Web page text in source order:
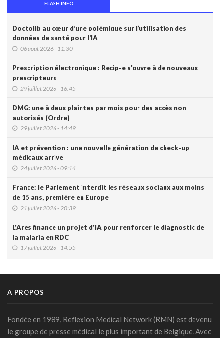
FLASH INFO
Doctolib au cœur d’une polémique sur l’utilisation des
données de santé pour l’IA
06 aout 2026 - 11:30
Prescription électronique : Recip-e s'ouvre à de nouveaux
prescripteurs
29 juillet 2026 - 16:45
DMG: une à deux plaintes par mois pour des accès non
autorisés (Ordre)
29 juillet 2026 - 14:49
IA et prévention : une nouvelle génération de check-up
médicaux arrive
24 juillet 2026 - 09:14
France: le Parlement interdit les réseaux sociaux aux moins
de 15 ans, première en Europe
21 juillet 2026 - 20:39
L'Ares finance un projet d'IA pour renforcer le diagnostic de
la malaria en RDC
17 juillet 2026 - 14:55
santé mentale
14 juillet 2026 - 17:29
A PROPOS
Fondée en 1989, Reflexion Medical Network (RMN) est devenu
le groupe de presse médical le plus important de Belgique. Avec